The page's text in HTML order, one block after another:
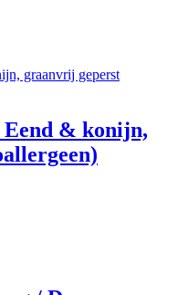
Eend & konijn,